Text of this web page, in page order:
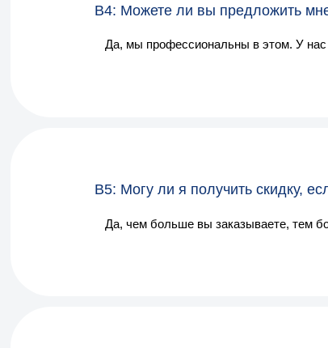
В4: Можете ли вы предложить
Да, мы профессиональны в этом. У нас
В5: Могу ли я получить скидку,
Да, чем больше вы заказываете, тем